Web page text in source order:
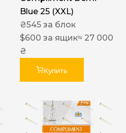
Blue 25 (XXL)
₴545 за блок
$600 за ящик≈ 27 000
₴
Купить